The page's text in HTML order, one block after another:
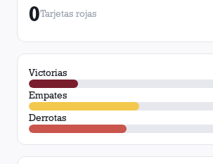
0Tarjetas rojas
Victorias
Empates
Derrotas